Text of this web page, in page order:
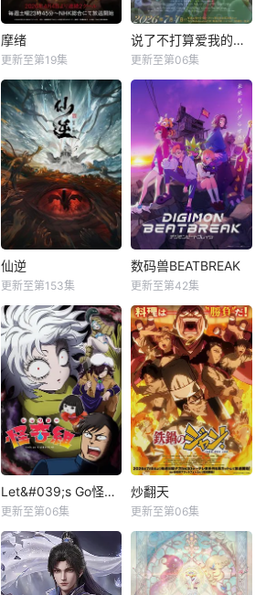
摩绪
更新至第19集
说了不打算爱我的公爵继承人，不知为何对我宠爱有加
更新至第06集
仙逆
更新至第153集
数码兽BEATBREAK
更新至第42集
Let&#039;s Go怪奇组
更新至第06集
炒翻天
更新至第06集